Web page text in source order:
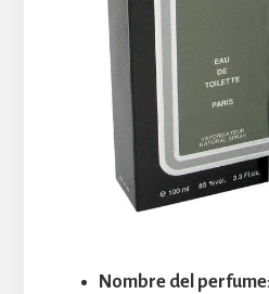
Nombre del perfume